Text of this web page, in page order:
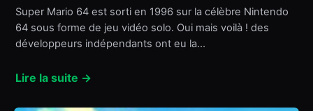
Super Mario 64 est sorti en 1996 sur la célèbre Nintendo
64 sous forme de jeu vidéo solo. Oui mais voilà ! des
développeurs indépendants ont eu la…
Lire la suite →